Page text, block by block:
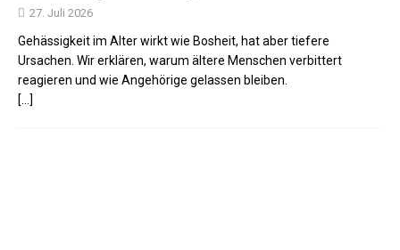
27. Juli 2026
Gehässigkeit im Alter wirkt wie Bosheit, hat aber tiefere
Ursachen. Wir erklären, warum ältere Menschen verbittert
reagieren und wie Angehörige gelassen bleiben.
[…]